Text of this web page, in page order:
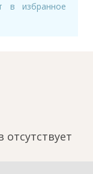
в избранное